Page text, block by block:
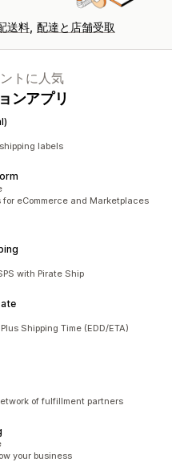
送料 配達と店舗受取
トに人気
ンアプリ
labels
eCommerce and Marketplaces
with Pirate Ship
Shipping Time (EDD/ETA)
of fulfillment partners
your business